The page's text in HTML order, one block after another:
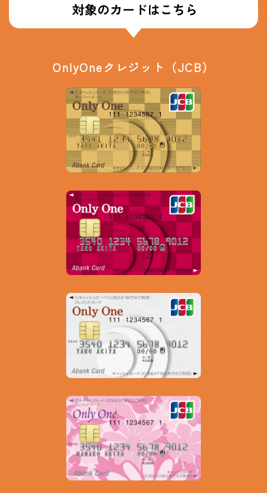
OnlyOneクレジット（JCB）